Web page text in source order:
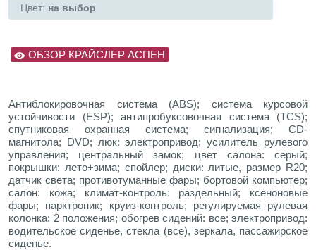
Цвет: на выбор
ОБЗОР КРАЙСЛЕР АСПЕН
Антиблокировочная система (ABS); система курсовой
устойчивости (ESP); антипробуксовочная система (TCS);
спутниковая охранная система; сигнализация; CD-
магнитола; DVD; люк: электропривод; усилитель рулевого
управления; центральный замок; цвет салона: серый;
покрышки: лето+зима; спойлер; диски: литые, размер R20;
датчик света; противотуманные фары; бортовой компьютер;
салон: кожа; климат-контроль: раздельный; ксеноновые
фары; парктроник; круиз-контроль; регулируемая рулевая
колонка: 2 положения; обогрев сидений: все; электропривод:
водительское сиденье, стекла (все), зеркала, пассажирское
сиденье.